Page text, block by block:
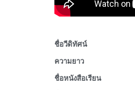
ชื่อวีดิทัศน์
ความยาว
ชื่อหนังสือเรียน